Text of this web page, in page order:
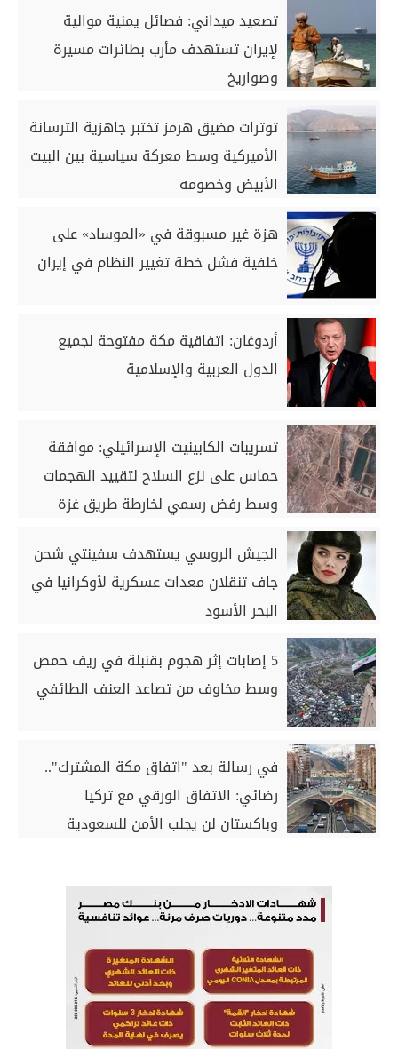
تصعيد ميداني: فصائل يمنية موالية
لإيران تستهدف مأرب بطائرات مسيرة
وصواريخ
توترات مضيق هرمز تختبر جاهزية الترسانة
الأميركية وسط معركة سياسية بين البيت
الأبيض وخصومه
هزة غير مسبوقة في «الموساد» على
خلفية فشل خطة تغيير النظام في إيران
أردوغان: اتفاقية مكة مفتوحة لجميع
الدول العربية والإسلامية
تسريبات الكابينيت الإسرائيلي: موافقة
حماس على نزع السلاح لتقييد الهجمات
وسط رفض رسمي لخارطة طريق غزة
الجيش الروسي يستهدف سفينتي شحن
جاف تنقلان معدات عسكرية لأوكرانيا في
البحر الأسود
5 إصابات إثر هجوم بقنبلة في ريف حمص
وسط مخاوف من تصاعد العنف الطائفي
في رسالة بعد "اتفاق مكة المشترك"..
رضائي: الاتفاق الورقي مع تركيا
وباكستان لن يجلب الأمن للسعودية